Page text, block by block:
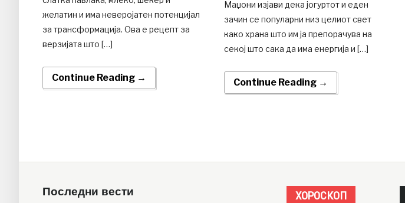
желатин и има неверојатен потенцијал
за трансформација. Ова е рецепт за
верзијата што […]
Continue Reading →
Маџони изјави дека јогуртот и еден
зачин се популарни низ целиот свет
како храна што им ја препорачува на
секој што сака да има енергија и […]
Continue Reading →
Последни вести ХОРОСКОП